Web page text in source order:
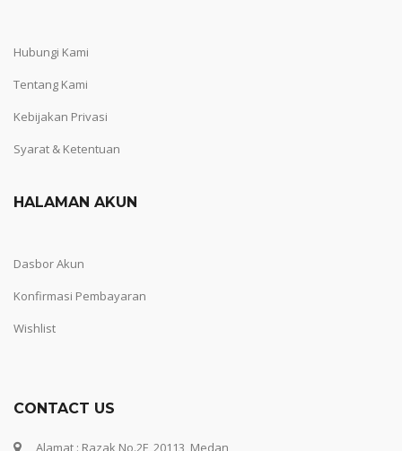
Hubungi Kami
Tentang Kami
Kebijakan Privasi
Syarat & Ketentuan
HALAMAN AKUN
Dasbor Akun
Konfirmasi Pembayaran
Wishlist
CONTACT US
Alamat : Razak No.2F, 20113, Medan